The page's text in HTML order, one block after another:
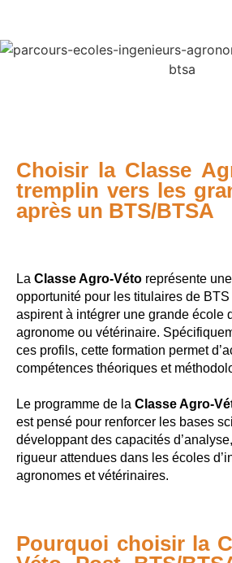
Choisir la Classe
tremplin vers les
après un BTS/BTSA
La Classe Agro-Véto représente
opportunité pour les titulaires de
aspirent à intégrer une grande école
agronome ou vétérinaire.
ces profils, cette formation permet
compétences théoriques et
Le programme de la Classe Agro-
est pensé pour renforcer les bases
développant des capacités
rigueur attendues dans les écoles
agronomes et vétérinaires.
Pourquoi choisir la